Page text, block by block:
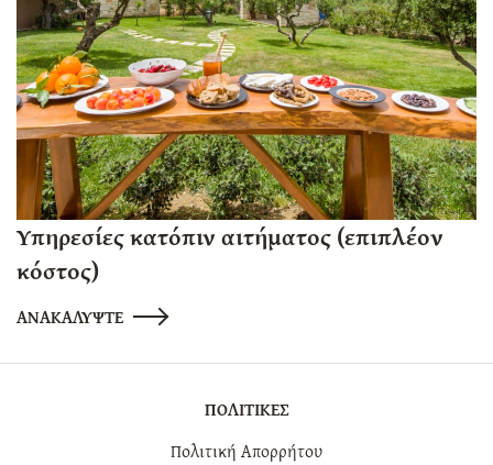
Υπηρεσίες κατόπιν αιτήματος (επιπλέον
κόστος)
ΑΝΑΚΑΛΥΨΤΕ
ΠΟΛΙΤΙΚΕΣ
Πολιτική Απορρήτου